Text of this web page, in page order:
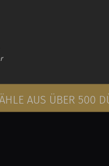
AUS ÜBER 500